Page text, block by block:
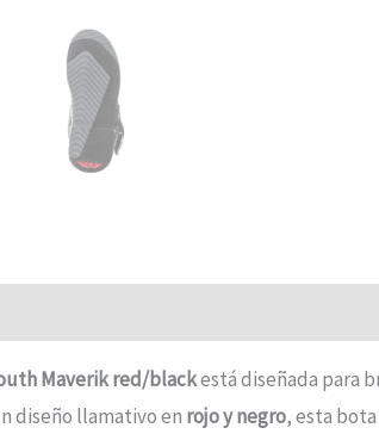
Maverik red/blackestá diseñada para
diseño llamativo en rojo y negro, esta